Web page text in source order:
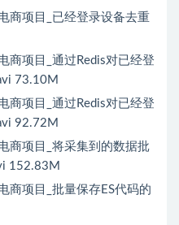
商项目_已经登录设备去重
商项目_通过Redis对已经登
73.10M
商项目_通过Redis对已经登
92.72M
商项目_将采集到的数据批
152.83M
商项目_批量保存ES代码的